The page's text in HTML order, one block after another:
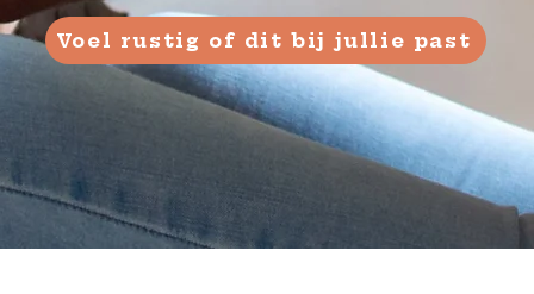
Voel rustig of dit bij jullie past